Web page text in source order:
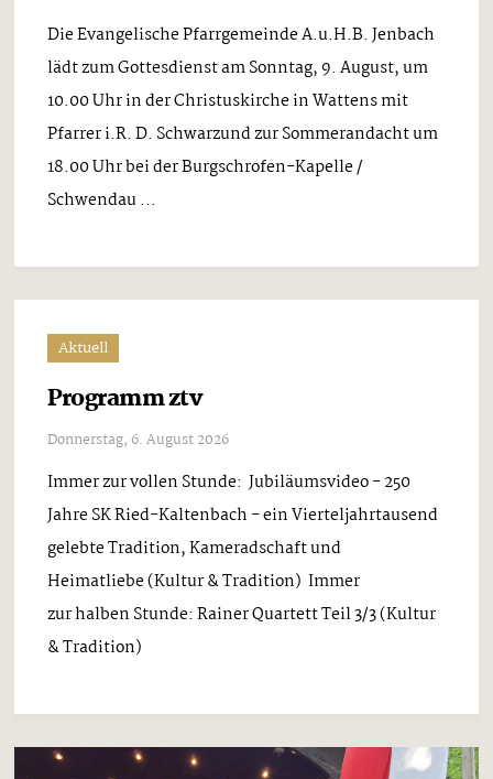
Die Evangelische Pfarrgemeinde A.u.H.B. Jenbach
lädt zum Gottesdienst am Sonntag, 9. August, um
10.00 Uhr in der Christuskirche in Wattens mit
Pfarrer i.R. D. Schwarzund zur Sommerandacht um
18.00 Uhr bei der Burgschrofen-Kapelle /
Schwendau ...
Aktuell
Programm ztv
Donnerstag, 6. August 2026
Immer zur vollen Stunde: Jubiläumsvideo - 250
Jahre SK Ried-Kaltenbach - ein Vierteljahrtausend
gelebte Tradition, Kameradschaft und
Heimatliebe (Kultur & Tradition) Immer
zur halben Stunde: Rainer Quartett Teil 3/3 (Kultur
& Tradition)